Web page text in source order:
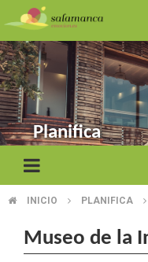
to
main
content
Planifica
BREADCRUMB
INICIO PLANIFICA
Museo de la